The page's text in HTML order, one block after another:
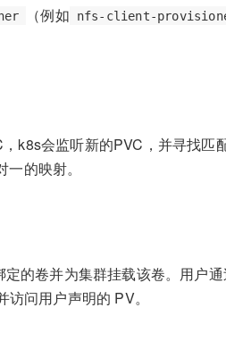
（例如 nfs-client-
k8s会监听新的PVC，并寻找匹
的映射。
的卷并为集群挂载该卷。用户
访问用户声明的 PV。